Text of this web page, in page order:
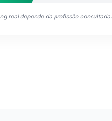
real depende da profissão consultada.